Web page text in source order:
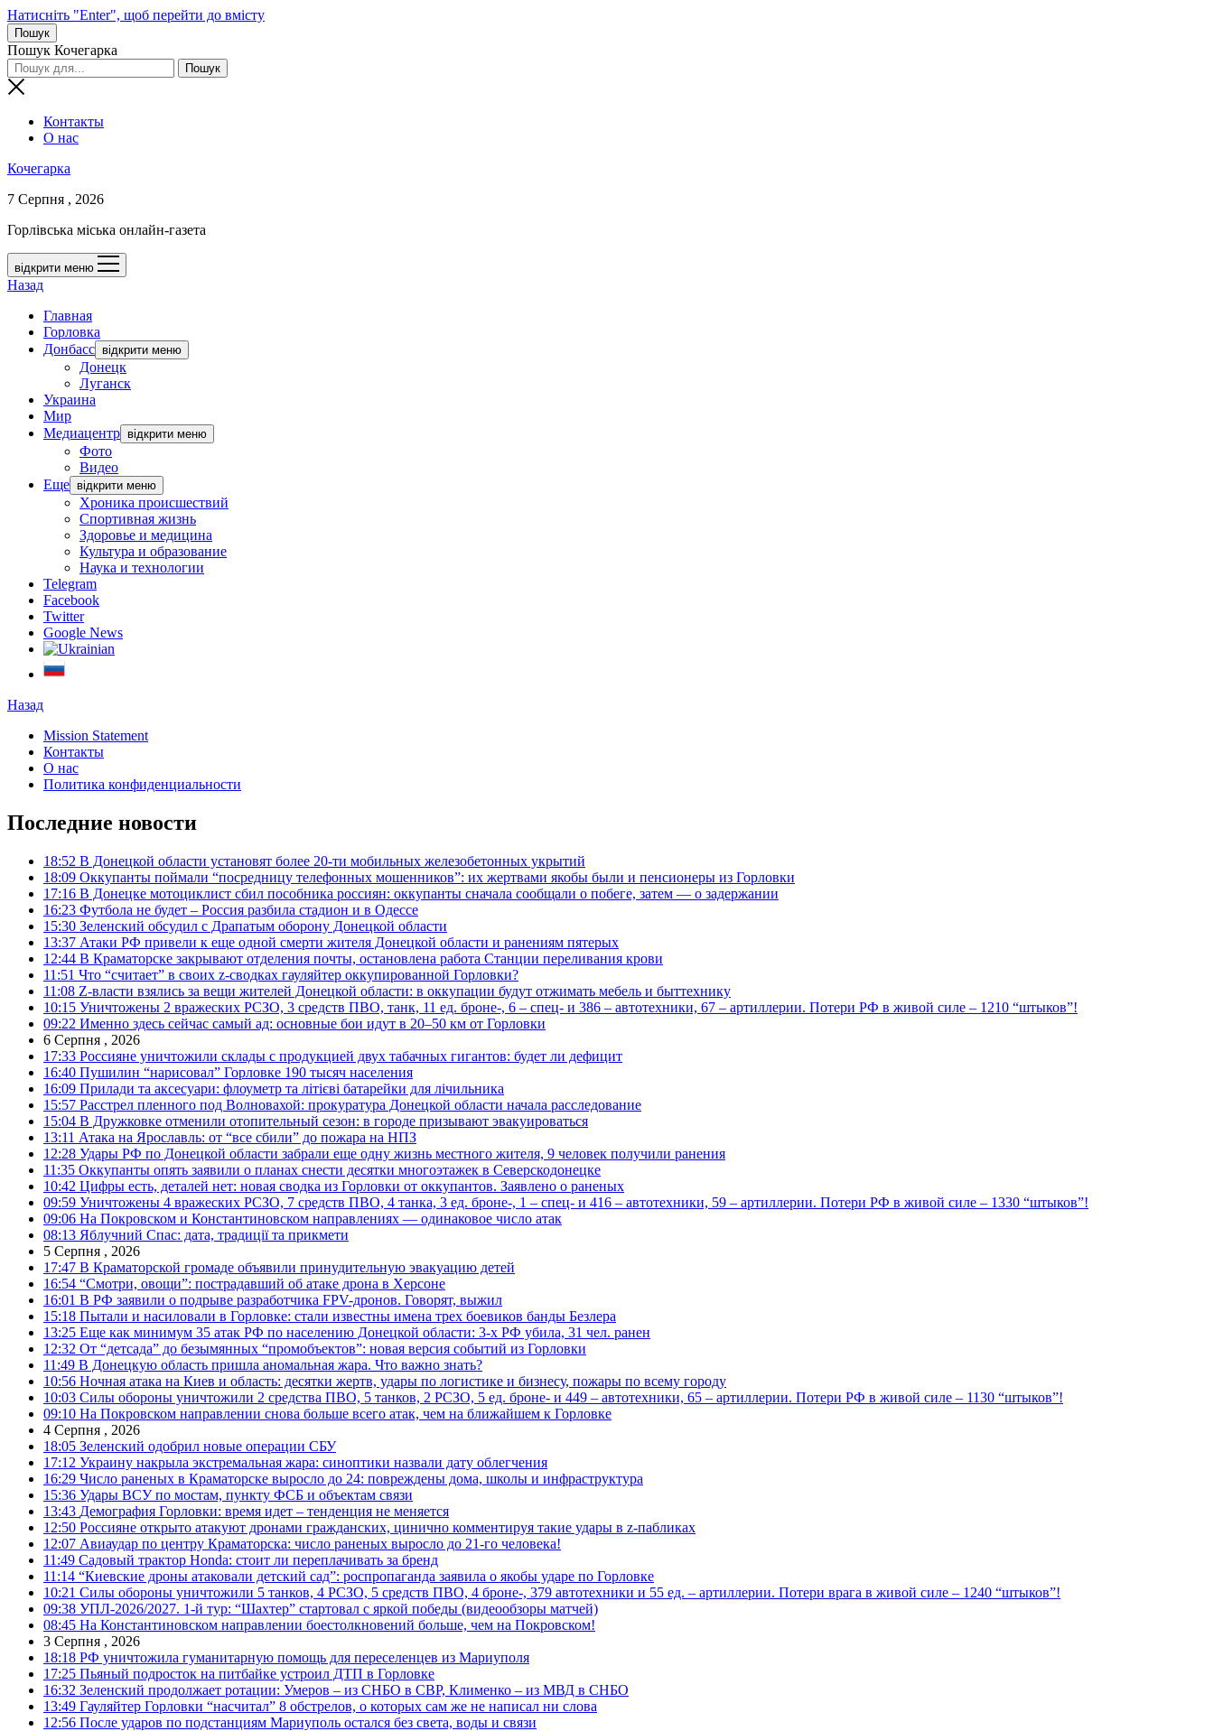
Натисніть "Enter", щоб перейти до вмісту
Пошук
Пошук Кочегарка
Контакты
О нас
Кочегарка
7 Серпня , 2026
Горлівська міська онлайн-газета
відкрити меню
Назад
Главная
Горловка
Донбасс відкрити меню
Донецк
Луганск
Украина
Мир
Медиацентр відкрити меню
Фото
Видео
Еще відкрити меню
Хроника происшествий
Спортивная жизнь
Здоровье и медицина
Культура и образование
Наука и технологии
Telegram
Facebook
Twitter
Google News
Назад
Mission Statement
Контакты
О нас
Политика конфиденциальности
Последние новости
18:52 В Донецкой области установят более 20-ти мобильных железобетонных укрытий
18:09 Оккупанты поймали “посредницу телефонных мошенников”: их жертвами якобы были и пенсионеры из Горловки
17:16 В Донецке мотоциклист сбил пособника россиян: оккупанты сначала сообщали о побеге, затем — о задержании
16:23 Футбола не будет – Россия разбила стадион и в Одессе
15:30 Зеленский обсудил с Драпатым оборону Донецкой области
13:37 Атаки РФ привели к еще одной смерти жителя Донецкой области и ранениям пятерых
12:44 В Краматорске закрывают отделения почты, остановлена работа Станции переливания крови
11:51 Что “считает” в своих z-сводках гауляйтер оккупированной Горловки?
11:08 Z-власти взялись за вещи жителей Донецкой области: в оккупации будут отжимать мебель и быттехнику
10:15 Уничтожены 2 вражеских РСЗО, 3 средств ПВО, танк, 11 ед. броне-, 6 – спец- и 386 – автотехники, 67 – артиллерии. Потери РФ в живой силе – 1210 “штыков”!
09:22 Именно здесь сейчас самый ад: основные бои идут в 20–50 км от Горловки
6 Серпня , 2026
17:33 Россияне уничтожили склады с продукцией двух табачных гигантов: будет ли дефицит
16:40 Пушилин “нарисовал” Горловке 190 тысяч населения
16:09 Прилади та аксесуари: флоуметр та літієві батарейки для лічильника
15:57 Расстрел пленного под Волновахой: прокуратура Донецкой области начала расследование
15:04 В Дружковке отменили отопительный сезон: в городе призывают эвакуироваться
13:11 Атака на Ярославль: от “все сбили” до пожара на НПЗ
12:28 Удары РФ по Донецкой области забрали еще одну жизнь местного жителя, 9 человек получили ранения
11:35 Оккупанты опять заявили о планах снести десятки многоэтажек в Северскодонецке
10:42 Цифры есть, деталей нет: новая сводка из Горловки от оккупантов. Заявлено о раненых
09:59 Уничтожены 4 вражеских РСЗО, 7 средств ПВО, 4 танка, 3 ед. броне-, 1 – спец- и 416 – автотехники, 59 – артиллерии. Потери РФ в живой силе – 1330 “штыков”!
09:06 На Покровском и Константиновском направлениях — одинаковое число атак
08:13 Яблучний Спас: дата, традиції та прикмети
5 Серпня , 2026
17:47 В Краматорской громаде объявили принудительную эвакуацию детей
16:54 “Смотри, овощи”: пострадавший об атаке дрона в Херсоне
16:01 В РФ заявили о подрыве разработчика FPV-дронов. Говорят, выжил
15:18 Пытали и насиловали в Горловке: стали известны имена трех боевиков банды Безлера
13:25 Еще как минимум 35 атак РФ по населению Донецкой области: 3-х РФ убила, 31 чел. ранен
12:32 От “детсада” до безымянных “промобъектов”: новая версия событий из Горловки
11:49 В Донецкую область пришла аномальная жара. Что важно знать?
10:56 Ночная атака на Киев и область: десятки жертв, удары по логистике и бизнесу, пожары по всему городу
10:03 Силы обороны уничтожили 2 средства ПВО, 5 танков, 2 РСЗО, 5 ед. броне- и 449 – автотехники, 65 – артиллерии. Потери РФ в живой силе – 1130 “штыков”!
09:10 На Покровском направлении снова больше всего атак, чем на ближайшем к Горловке
4 Серпня , 2026
18:05 Зеленский одобрил новые операции СБУ
17:12 Украину накрыла экстремальная жара: синоптики назвали дату облегчения
16:29 Число раненых в Краматорске выросло до 24: повреждены дома, школы и инфраструктура
15:36 Удары ВСУ по мостам, пункту ФСБ и объектам связи
13:43 Демография Горловки: время идет – тенденция не меняется
12:50 Россияне открыто атакуют дронами гражданских, цинично комментируя такие удары в z-пабликах
12:07 Авиаудар по центру Краматорска: число раненых выросло до 21-го человека!
11:49 Садовый трактор Honda: стоит ли переплачивать за бренд
11:14 “Киевские дроны атаковали детский сад”: роспропаганда заявила о якобы ударе по Горловке
10:21 Силы обороны уничтожили 5 танков, 4 РСЗО, 5 средств ПВО, 4 броне-, 379 автотехники и 55 ед. – артиллерии. Потери врага в живой силе – 1240 “штыков”!
09:38 УПЛ-2026/2027. 1-й тур: “Шахтер” стартовал с яркой победы (видеообзоры матчей)
08:45 На Константиновском направлении боестолкновений больше, чем на Покровском!
3 Серпня , 2026
18:18 РФ уничтожила гуманитарную помощь для переселенцев из Мариуполя
17:25 Пьяный подросток на питбайке устроил ДТП в Горловке
16:32 Зеленский продолжает ротации: Умеров – из СНБО в СВР, Клименко – из МВД в СНБО
13:49 Гауляйтер Горловки “насчитал” 8 обстрелов, о которых сам же не написал ни слова
12:56 После ударов по подстанциям Мариуполь остался без света, воды и связи